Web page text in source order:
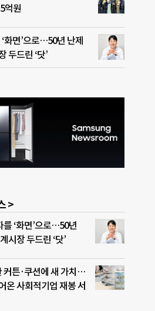
억원
화면’으로…50년 난제
두드린 ‘닷’
>
를 ‘화면’으로…50년
시장 두드린 ‘닷’
커튼·쿠션에 새 가치…
온 사회적기업 재봉 서